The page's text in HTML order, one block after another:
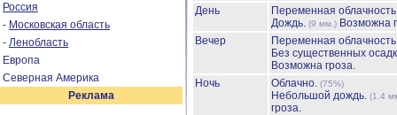
Россия
- Московская область
- Ленобласть
Европа
Северная Америка
Реклама
День
Переменная
Дождь. (9 мм.) Возможна
Вечер
Переменная
Без существенных
Возможна гроза.
Ночь
Облачно. (75%)
Небольшой дождь. (1.4
гроза.